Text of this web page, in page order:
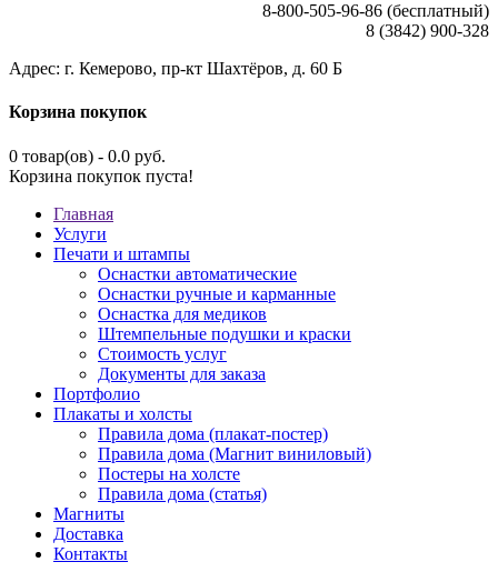
8-800-505-96-86 (бесплатный)
8 (3842) 900-328
Адрес: г. Кемерово, пр-кт Шахтёров, д. 60 Б
Корзина покупок
0 товар(ов) - 0.0 руб.
Корзина покупок пуста!
Главная
Услуги
Печати и штампы
Оснастки автоматические
Оснастки ручные и карманные
Оснастка для медиков
Штемпельные подушки и краски
Стоимость услуг
Документы для заказа
Портфолио
Плакаты и холсты
Правила дома (плакат-постер)
Правила дома (Магнит виниловый)
Постеры на холсте
Правила дома (статья)
Магниты
Доставка
Контакты